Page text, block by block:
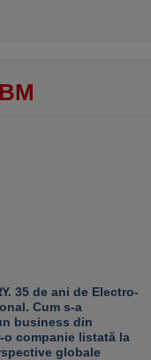
35 de ani de Electro-
Cum s-a
business din
companie listată la
globale